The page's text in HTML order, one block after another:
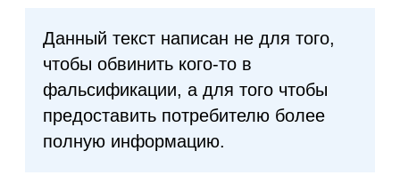
Данный текст написан не для того,
чтобы обвинить кого-то в
фальсификации, а для того чтобы
предоставить потребителю более
полную информацию.